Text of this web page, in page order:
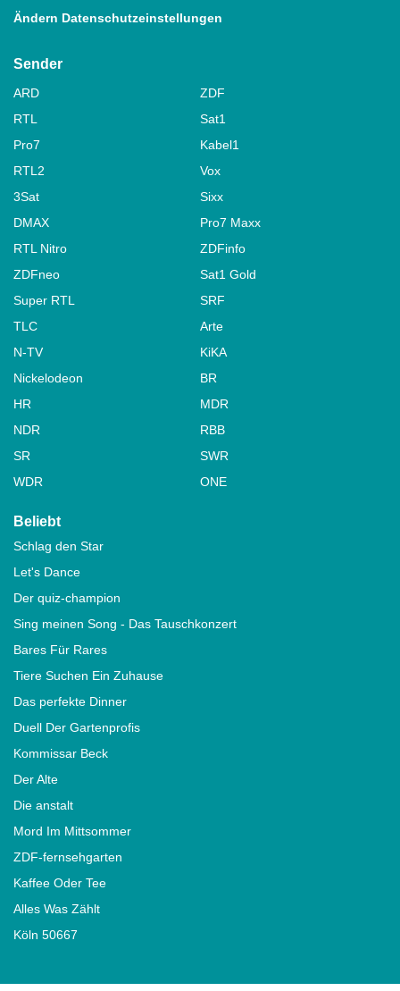
Ändern Datenschutzeinstellungen
Sender
ARD
ZDF
RTL
Sat1
Pro7
Kabel1
RTL2
Vox
3Sat
Sixx
DMAX
Pro7 Maxx
RTL Nitro
ZDFinfo
ZDFneo
Sat1 Gold
Super RTL
SRF
TLC
Arte
N-TV
KiKA
Nickelodeon
BR
HR
MDR
NDR
RBB
SR
SWR
WDR
ONE
Beliebt
Schlag den Star
Let's Dance
Der quiz-champion
Sing meinen Song - Das Tauschkonzert
Bares Für Rares
Tiere Suchen Ein Zuhause
Das perfekte Dinner
Duell Der Gartenprofis
Kommissar Beck
Der Alte
Die anstalt
Mord Im Mittsommer
ZDF-fernsehgarten
Kaffee Oder Tee
Alles Was Zählt
Köln 50667